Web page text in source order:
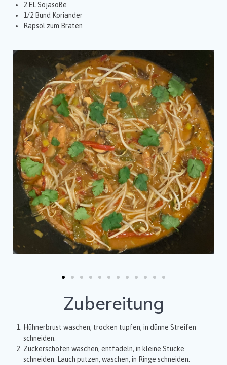
2 EL Sojasoße
1/2 Bund Koriander
Rapsöl zum Braten
Zubereitung
Hühnerbrust waschen, trocken tupfen, in dünne Streifen
schneiden.
Zuckerschoten waschen, entfädeln, in kleine Stücke
schneiden. Lauch putzen, waschen, in Ringe schneiden.